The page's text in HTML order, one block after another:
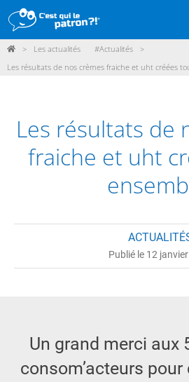
DÉMARCHE
POINTS DE
PARTICIPER
> Les actualités #Actualités
>
Les résultats de nos crèmes fraiche et uht créées
Les résultats de
fraiche et uht
Publié le 12
Un grand merci aux
consom’acteurs